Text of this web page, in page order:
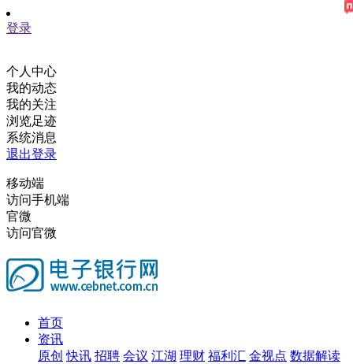
登录
个人中心
我的动态
我的关注
浏览足迹
系统消息
退出登录
移动端
访问手机端
官微
访问官微
首页
资讯
原创 快讯 招聘 会议 江湖 理财 福利汇 金视点 数据解读